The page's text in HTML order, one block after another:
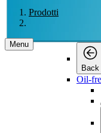
Prodotti
Menu
Compressori
Back
Oil-